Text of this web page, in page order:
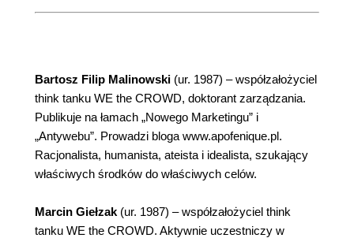
Bartosz Filip Malinowski (ur. 1987) – współzałożyciel
think tanku WE the CROWD, doktorant zarządzania.
Publikuje na łamach „Nowego Marketingu” i
„Antywebu”. Prowadzi bloga www.apofenique.pl.
Racjonalista, humanista, ateista i idealista, szukający
właściwych środków do właściwych celów.
Marcin Giełzak (ur. 1987) – współzałożyciel think
tanku WE the CROWD. Aktywnie uczestniczy w